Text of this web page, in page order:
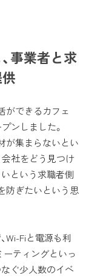
事業者と求
ができるカフェ
プンしました。
が集まらないとい
会社をどう見つけ
という求職者側
防ぎたいという思
Wi-Fiと電源も利
ーティングといっ
ぐ少人数のイベ